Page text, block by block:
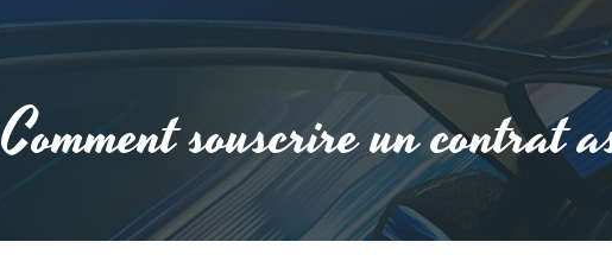
Comment souscrire un contrat